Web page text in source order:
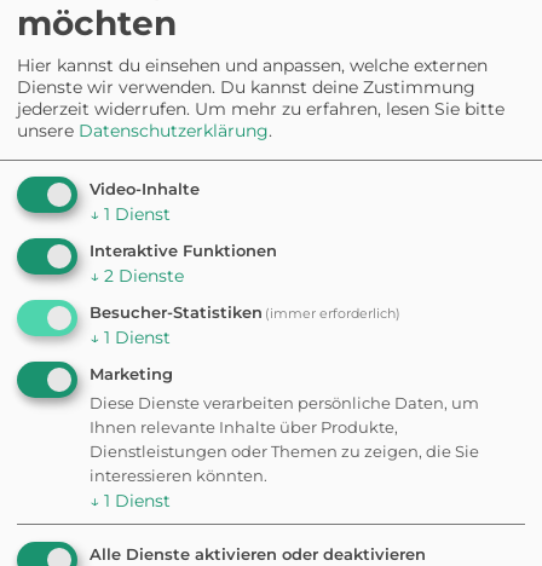
externe Inhalte
laden?
Ja
Um diesem
Dienst
dauerhaft
zustimmen zu
können, müssen
Sie Mapboxin
den
Cookie-
Einstellungen
zustimmen.
SPAZIERGANG
KulturGeschichtsPfad 10
Moosach - kleiner Pfad
Möchten Sie
vonMapbox
bereitgestellte
externe Inhalte
laden?
Ja
WANDERUNG
KulturGeschichtsPfad 10
möchten
Hier kannst du einsehen und anpassen, welche externen
Dienste wir verwenden. Du kannst deine Zustimmung
jederzeit widerrufen. Um mehr zu erfahren, lesen Sie bitte
unsere Datenschutzerklärung.
Video-Inhalte
↓ 1 Dienst
Interaktive Funktionen
↓ 2 Dienste
Besucher-Statistiken (immer erforderlich)
↓ 1 Dienst
Marketing
Diese Dienste verarbeiten persönliche Daten, um
Ihnen relevante Inhalte über Produkte,
Dienstleistungen oder Themen zu zeigen, die Sie
interessieren könnten.
↓ 1 Dienst
Alle Dienste aktivieren oder deaktivieren